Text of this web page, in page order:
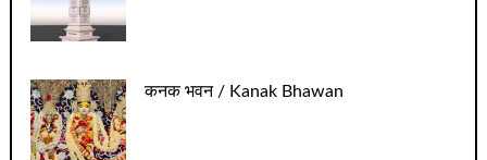
कनक भवन / Kanak Bhawan